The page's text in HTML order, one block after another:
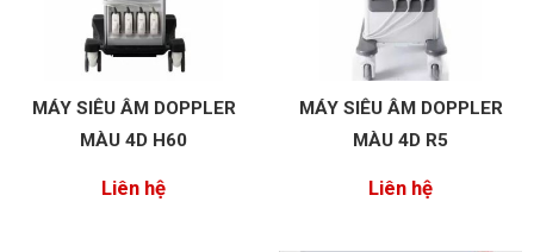
MÁY SIÊU ÂM DOPPLER
MÀU 4D H60
Liên hệ
MÁY SIÊU ÂM DOPPLER
MÀU 4D R5
Liên hệ